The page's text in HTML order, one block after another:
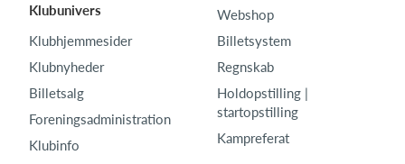
Klubunivers
Klubhjemmesider
Klubnyheder
Billetsalg
Foreningsadministration
Klubinfo
Webshop
Billetsystem
Regnskab
Holdopstilling |
startopstilling
Kampreferat